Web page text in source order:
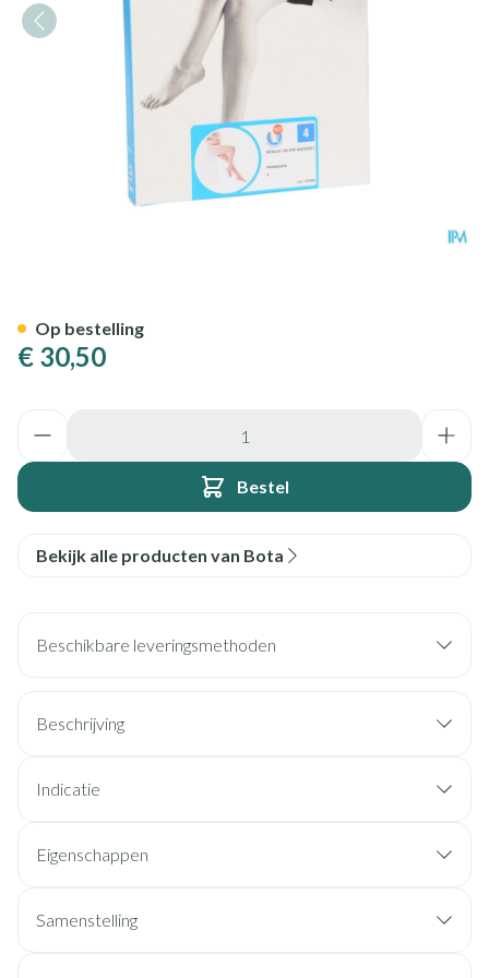
€ 30,50
Bestel
Op bestelling
Bekijk alle producten van Bota
Beschikbare leveringsmethoden
Beschrijving
Indicatie
Eigenschappen
Samenstelling